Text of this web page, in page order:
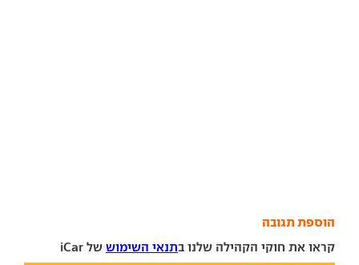
הוספת תגובה
קראו את חוקי הקהילה שלנו בתנאי השימוש של iCar